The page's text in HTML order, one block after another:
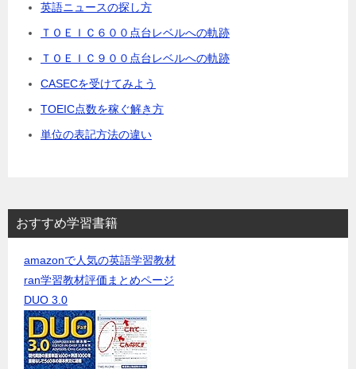
英語ニュースの探し方
ＴＯＥＩＣ６００点台レベルへの軌跡
ＴＯＥＩＣ９００点台レベルへの軌跡
CASECを受けてみよう
TOEIC点数を稼ぐ解き方
単位の表記方法の違い
おすすめ学習書籍
amazonで人気の英語学習教材
ran学習教材評価まとめページ
DUO 3.0